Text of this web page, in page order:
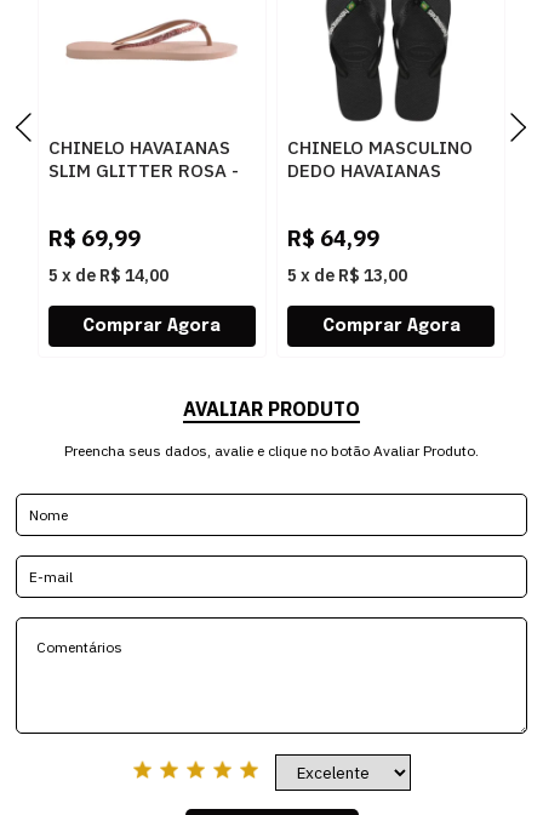
CHINELO HAVAIANAS
SLIM GLITTER ROSA -
R$ 69,99
5 x de R$ 14,00
CHINELO MASCULINO
DEDO HAVAIANAS
R$ 64,99
5 x de R$ 13,00
AVALIAR PRODUTO
Preencha seus dados, avalie e clique no botão Avaliar Produto.